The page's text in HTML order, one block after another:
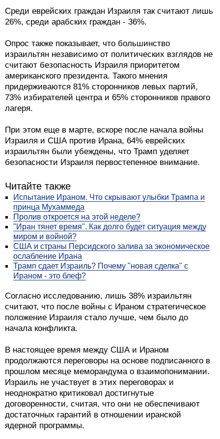
Среди еврейских граждан Израиля так считают лишь
26%, среди арабских граждан - 36%.
Опрос также показывает, что большинство
израильтян независимо от политических взглядов не
считают безопасность Израиля приоритетом
американского президента. Такого мнения
придерживаются 81% сторонников левых партий,
73% избирателей центра и 65% сторонников правого
лагеря.
При этом еще в марте, вскоре после начала войны
Израиля и США против Ирана, 64% еврейских
израильтян были убеждены, что Трамп уделяет
безопасности Израиля первостепенное внимание.
Читайте также
Испытание Ираном. Что скрывают улыбки Трампа и
принца Мухаммеда
Пролив откроется на этой неделе?
"Иран тянет время". Как долго будет ситуация между
миром и войной?
США и страны Персидского залива за экономическое
ослабление Ирана
Трамп сдает Израиль? Почему "новая сделка" с
Ираном - это блеф?
Согласно исследованию, лишь 38% израильтян
считают, что после войны с Ираном стратегическое
положение Израиля стало лучше, чем было до
начала конфликта.
В настоящее время между США и Ираном
продолжаются переговоры на основе подписанного в
прошлом месяце меморандума о взаимопонимании.
Израиль не участвует в этих переговорах и
неоднократно критиковал достигнутые
договоренности, считая, что они не обеспечивают
достаточных гарантий в отношении иранской
ядерной программы.